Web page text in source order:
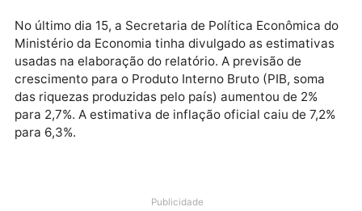
A cada dois meses, o Ministério da Economia
Relatório de Avaliação de Receitas e Despesas,
documento que orienta a execução do Orçamento.
Com base nas previsões de crescimento da
de inflação e do comportamento das receitas e das
despesas, a equipe econômica determina o bloqueio
necessário para cumprir as metas de déficit primário